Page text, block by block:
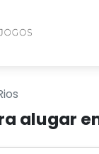
alugar